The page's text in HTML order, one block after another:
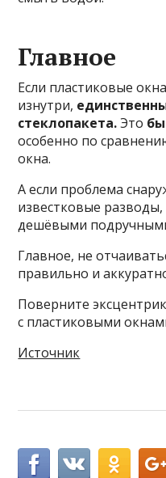
Главное
Если пластиковые
изнутри,
стеклопакета.Это
особенно по
окна.
А если проблема
известковые
дешёвыми
Главное, не
правильно и
Поверните
с пластиковыми
Источник